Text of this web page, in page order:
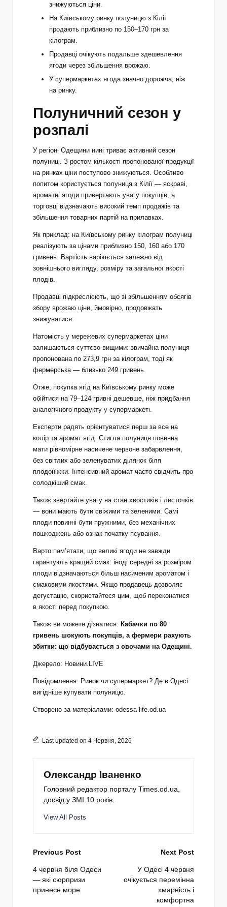
знижуються ціни.
На Київському ринку полуницю з Кілії
продають приблизно по 150–170 грн за
кілограм.
Продавці очікують подальше здешевлення
ягоди через збільшення врожаю.
У супермаркетах ягода значно дорожча, ніж
на ринку.
Полуничний сезон у
розпалі
У регіоні Одещини нині триває активний сезон
полуниці. З ростом кількості пропонованої продукції
на ринках ціни поступово знижуються. Особливо
попитом користується полуниця з Кілії — яскраві,
ароматні ягоди привертають увагу покупців, а
торговці відзначають високий темп продажів та
збільшення товарних партій на прилавках.
Як приклад: на Київському ринку кілограм полуниці
реалізують за цінами приблизно 150, 160 або 170
гривень. Вартість варіюється залежно від
зовнішнього вигляду, розміру та загальної якості
плодів.
Продавці підкреслюють, що зі збільшенням обсягів
збору врожаю ціни, ймовірно, продовжать
знижуватися.
Натомість у мережевих супермаркетах ціни
залишаються суттєво вищими: звичайна полуниця
пропонована по 273,9 грн за кілограм, тоді як
фермерська — близько 249 гривень.
Отже, покупка ягід на Київському ринку може
обійтися на 79–124 гривні дешевше, ніж придбання
аналогічного продукту у супермаркеті.
Експерти радять орієнтуватися перш за все на
колір та аромат ягід. Стигла полуниця повинна
мати рівномірне насичене червоне забарвлення,
без світлих або зеленуватих ділянок біля
плодоніжки. Інтенсивний аромат часто свідчить про
солодкіший смак.
Також звертайте увагу на стан хвостиків і листочків
— вони мають бути свіжими та зеленими. Самі
плоди повинні бути пружними, без механічних
пошкоджень або ознак початку псування.
Варто пам’ятати, що великі ягоди не завжди
гарантують кращий смак: іноді середні за розміром
плоди відзначаються більш насиченим ароматом і
смаковими якостями. Якщо продавець дозволяє
дегустацію, скористайтеся цим, щоб переконатися
в якості перед покупкою.
Також ви можете дізнатися: Кабачки по 80
гривень шокують покупців, а фермери рахують
збитки: що відбувається з овочами на Одещині.
Джерело: Новини.LIVE
Повідомлення: Ринок чи супермаркет? Де в Одесі
вигідніше купувати полуницю.
Створено за матеріалами: odessa-life.od.ua
Last updated on 4 Червня, 2026
Олександр Іваненко
Головний редактор порталу Times.od.ua,
досвід у ЗМІ 10 років.
View All Posts
Post
navigation
Previous Post
4 червня біля Одеси
— які сюрпризи
принесе море
Next Post
У Одесі 4 червня
очікується перемінна
хмарність і
комфортна